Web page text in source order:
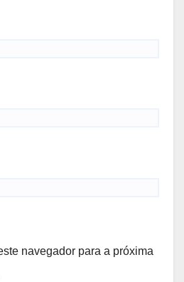
navegador para a próxima